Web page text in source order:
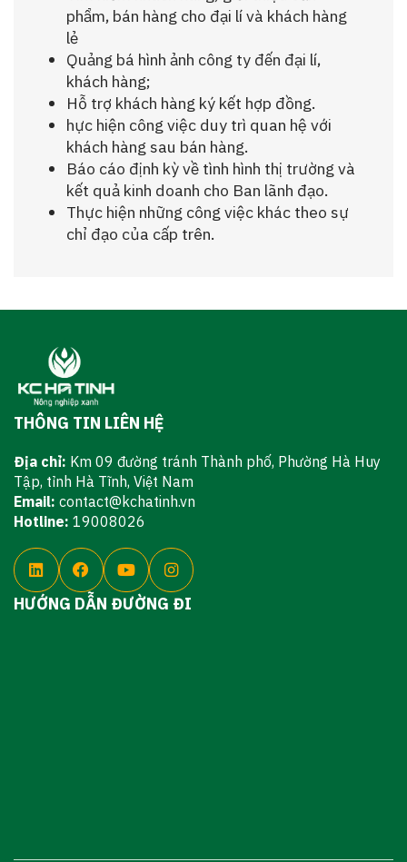
phẩm, bán hàng cho đại lí và khách hàng
lẻ
Quảng bá hình ảnh công ty đến đại lí,
khách hàng;
Hỗ trợ khách hàng ký kết hợp đồng.
hực hiện công việc duy trì quan hệ với
khách hàng sau bán hàng.
Báo cáo định kỳ về tình hình thị trường và
kết quả kinh doanh cho Ban lãnh đạo.
Thực hiện những công việc khác theo sự
chỉ đạo của cấp trên.
THÔNG TIN LIÊN HỆ
Địa chỉ: Km 09 đường tránh Thành phố, Phường Hà Huy
Tập, tỉnh Hà Tĩnh, Việt Nam
Email: contact@kchatinh.vn
Hotline: 19008026
HƯỚNG DẪN ĐƯỜNG ĐI